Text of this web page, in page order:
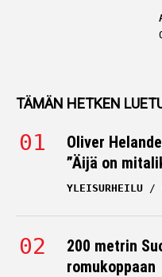
TÄMÄN HETKEN
Oliver
”Äijä on
YLEISURHEILU
200 metrin
romukoppaan